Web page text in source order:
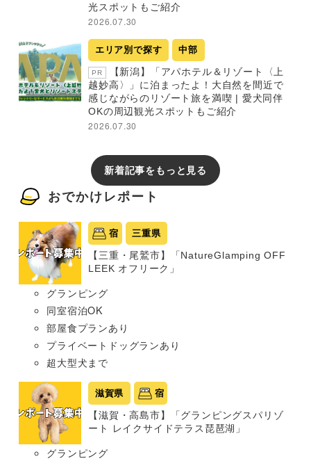
光スポットもご紹介
2026.07.30
エリア別で探す 中部
PR
【新潟】「アパホテル＆リゾート〈上
越妙高〉」に泊まったよ！大自然を間近で
感じながらのリゾート旅を満喫 | 愛犬同伴
OKの周辺観光スポットもご紹介
2026.07.30
新着記事をもっと見る
おでかけレポート
宿 三重県
【三重・尾鷲市】「NatureGlamping OFF
LEEK オフリーク」
グランピング
同室宿泊OK
部屋食プランあり
プライベートドッグランあり
超大型犬まで
滋賀県 宿
【滋賀・高島市】「グランピングスパリゾ
ート レイクサイドテラス琵琶湖」
グランピング